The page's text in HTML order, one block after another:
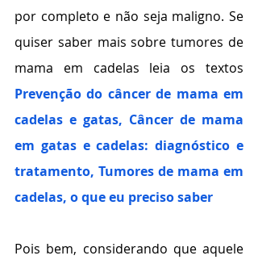
por completo e não seja maligno. Se
quiser saber mais sobre tumores de
Prevenção do câncer de mama em
cadelas e gatas, Câncer de mama
em gatas e cadelas: diagnóstico e
tratamento, Tumores de mama em
cadelas, o que eu preciso saber
Pois bem, considerando que aquele